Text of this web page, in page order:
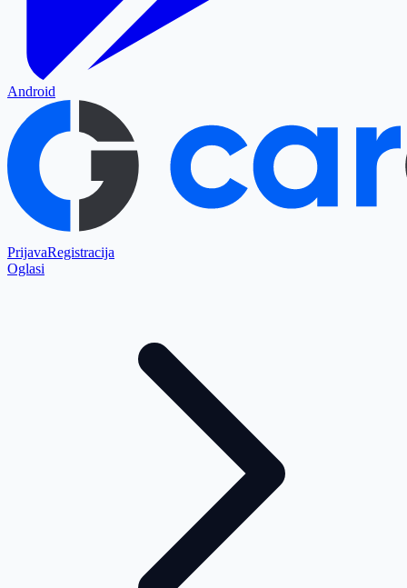
Android
PrijavaRegistracija
Oglasi